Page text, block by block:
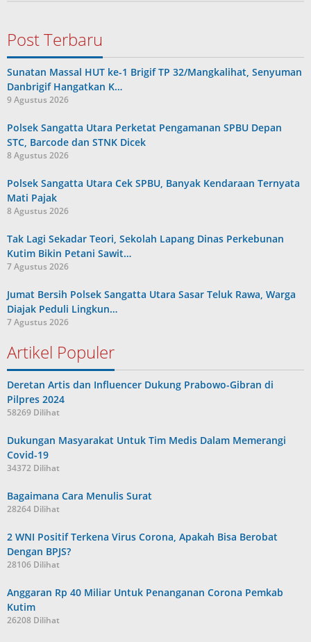
Post Terbaru
Sunatan Massal HUT ke-1 Brigif TP 32/Mangkalihat, Senyuman
Danbrigif Hangatkan K…
9 Agustus 2026
Polsek Sangatta Utara Perketat Pengamanan SPBU Depan
STC, Barcode dan STNK Dicek
8 Agustus 2026
Polsek Sangatta Utara Cek SPBU, Banyak Kendaraan Ternyata
Mati Pajak
8 Agustus 2026
Tak Lagi Sekadar Teori, Sekolah Lapang Dinas Perkebunan
Kutim Bikin Petani Sawit…
7 Agustus 2026
Jumat Bersih Polsek Sangatta Utara Sasar Teluk Rawa, Warga
Diajak Peduli Lingkun…
7 Agustus 2026
Artikel Populer
Deretan Artis dan Influencer Dukung Prabowo-Gibran di
Pilpres 2024
58269 Dilihat
Dukungan Masyarakat Untuk Tim Medis Dalam Memerangi
Covid-19
34372 Dilihat
Bagaimana Cara Menulis Surat
28264 Dilihat
2 WNI Positif Terkena Virus Corona, Apakah Bisa Berobat
Dengan BPJS?
28106 Dilihat
Anggaran Rp 40 Miliar Untuk Penanganan Corona Pemkab
Kutim
26208 Dilihat